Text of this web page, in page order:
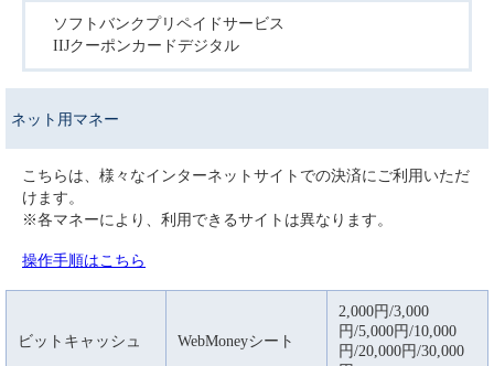
ソフトバンクプリペイドサービス
IIJクーポンカードデジタル
ネット用マネー
こちらは、様々なインターネットサイトでの決済にご利用いただ
けます。
※各マネーにより、利用できるサイトは異なります。
操作手順はこちら
ビットキャッシュ WebMoneyシート
2,000円/3,000
円/5,000円/10,000
円/20,000円/30,000